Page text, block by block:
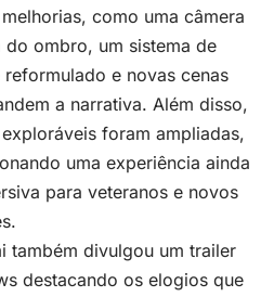
como uma câmera
do ombro, um sistema de
e novas cenas
a narrativa. Além disso,
foram ampliadas,
uma experiência ainda
para veteranos e novos
também divulgou um trailer
destacando os elogios que